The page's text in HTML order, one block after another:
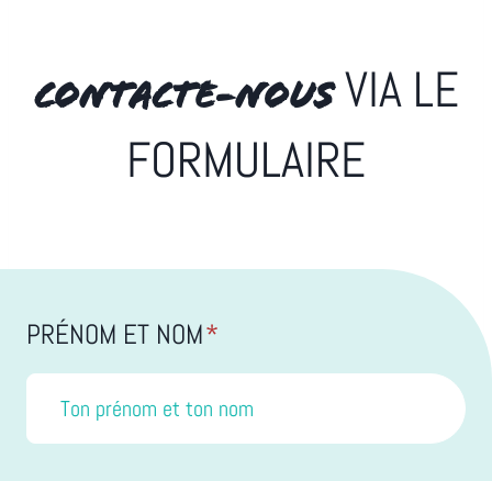
CONTACTE-NOUSVIA LE
FORMULAIRE
PRÉNOM ET NOM*